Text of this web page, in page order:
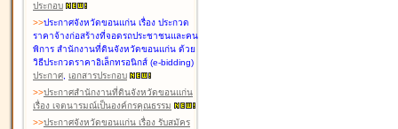
ประกอบ
>>ประกาศจังหวัดขอนแก่น เรื่อง ประกวด
ราคาจ้างก่อสร้างที่จอดรถประชาชนและคน
พิการ สำนักงานที่ดินจังหวัดขอนแก่น ด้วย
วิธีประกวดราคาอิเล็กทรอนิกส์ (e-bidding)
ประกาศ, เอกสารประกอบ
>>ประกาศสำนักงานที่ดินจังหวัดขอนแก่น
เรื่อง เจตนารมณ์เป็นองค์กรคุณธรรม
>>ประกาศจังหวัดขอนแก่น เรื่อง รับสมัคร